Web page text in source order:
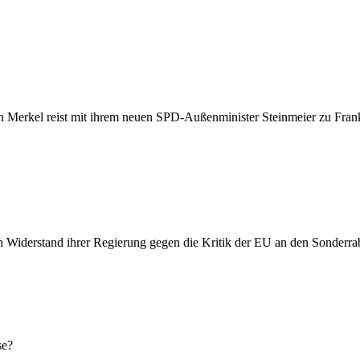
Merkel reist mit ihrem neuen SPD-Außenminister Steinmeier zu
ihrer Regierung gegen die Kritik der EU an den